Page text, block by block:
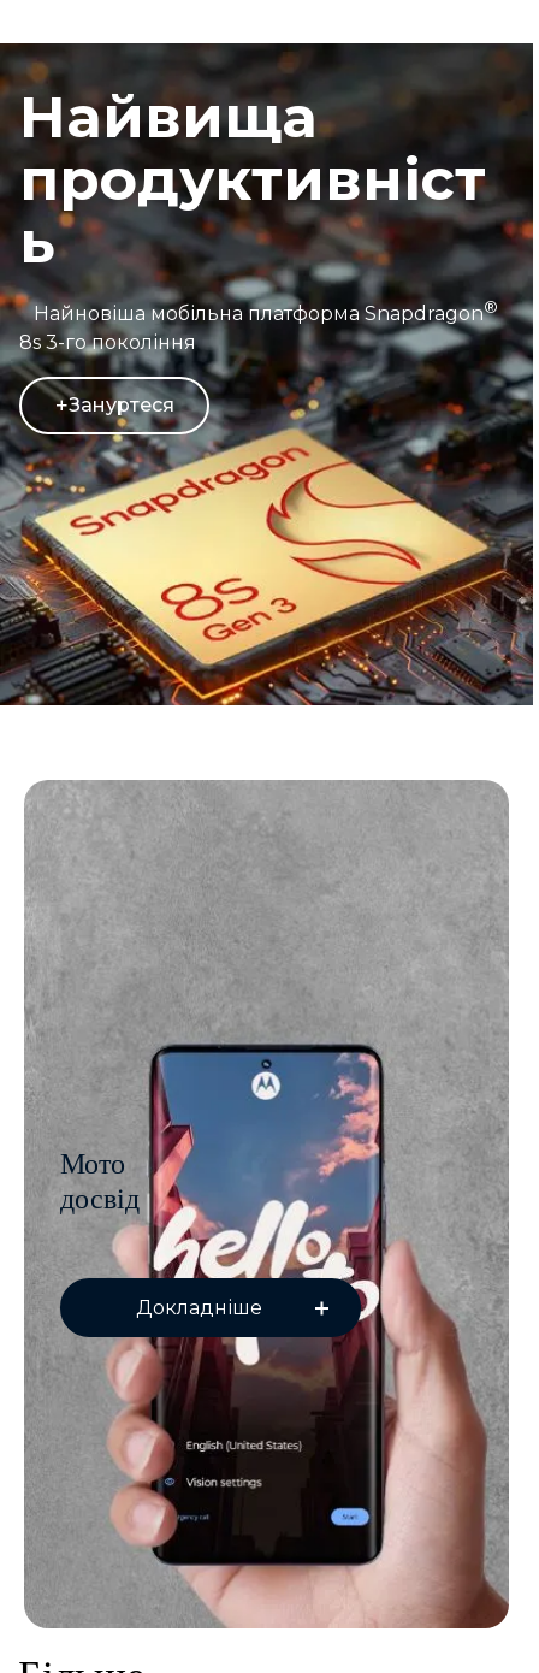
Найвища
продуктивніст
ь
Найновіша мобільна платформа Snapdragon®
8s 3-го покоління
Зануртеся
Мото
досвід
Докладніше